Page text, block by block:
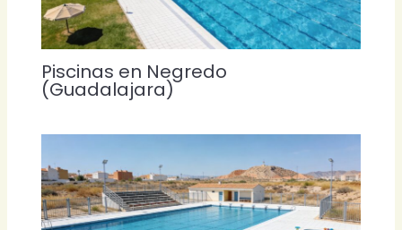
Piscinas en Negredo
(Guadalajara)